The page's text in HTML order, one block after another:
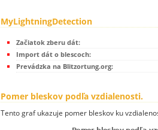
MyLightningDetection
Začiatok zberu dát:
Import dát o blescoch:
Prevádzka na Blitzortung.org:
Pomer bleskov podľa vzdialenosti.
Tento graf ukazuje pomer bleskov ku